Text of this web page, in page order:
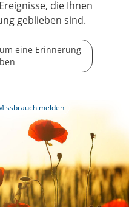
die Ihnen
geblieben sind.
eine Erinnerung
melden